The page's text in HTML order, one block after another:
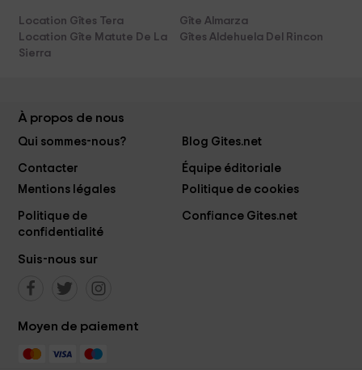
Location Gîtes Tera
Gîte Almarza
Location Gîte Matute De La
Sierra
Gîtes Aldehuela Del Rincon
À propos de nous
Qui sommes-nous? Blog Gites.net
Contacter
Équipe éditoriale
Mentions légales
Politique de cookies
Politique de
confidentialité
Confiance Gites.net
Suis-nous sur
Moyen de paiement